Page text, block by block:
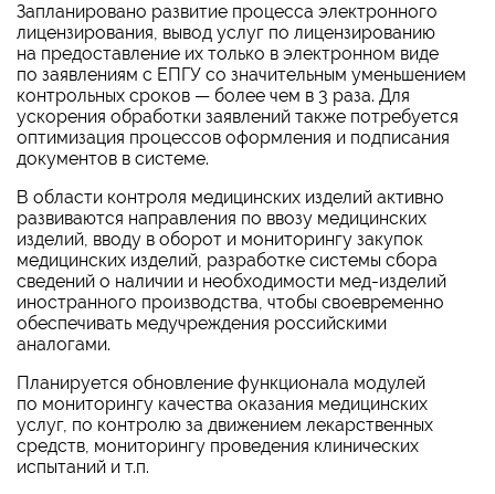
Запланировано развитие процесса электронного
лицензирования, вывод услуг по лицензированию
на предоставление их только в электронном виде
по заявлениям с ЕПГУ со значительным уменьшением
контрольных сроков — более чем в 3 раза. Для
ускорения обработки заявлений также потребуется
оптимизация процессов оформления и подписания
документов в системе.
В области контроля медицинских изделий активно
развиваются направления по ввозу медицинских
изделий, вводу в оборот и мониторингу закупок
медицинских изделий, разработке системы сбора
сведений о наличии и необходимости мед-изделий
иностранного производства, чтобы своевременно
обеспечивать медучреждения российскими
аналогами.
Планируется обновление функционала модулей
по мониторингу качества оказания медицинских
услуг, по контролю за движением лекарственных
средств, мониторингу проведения клинических
испытаний и т.п.